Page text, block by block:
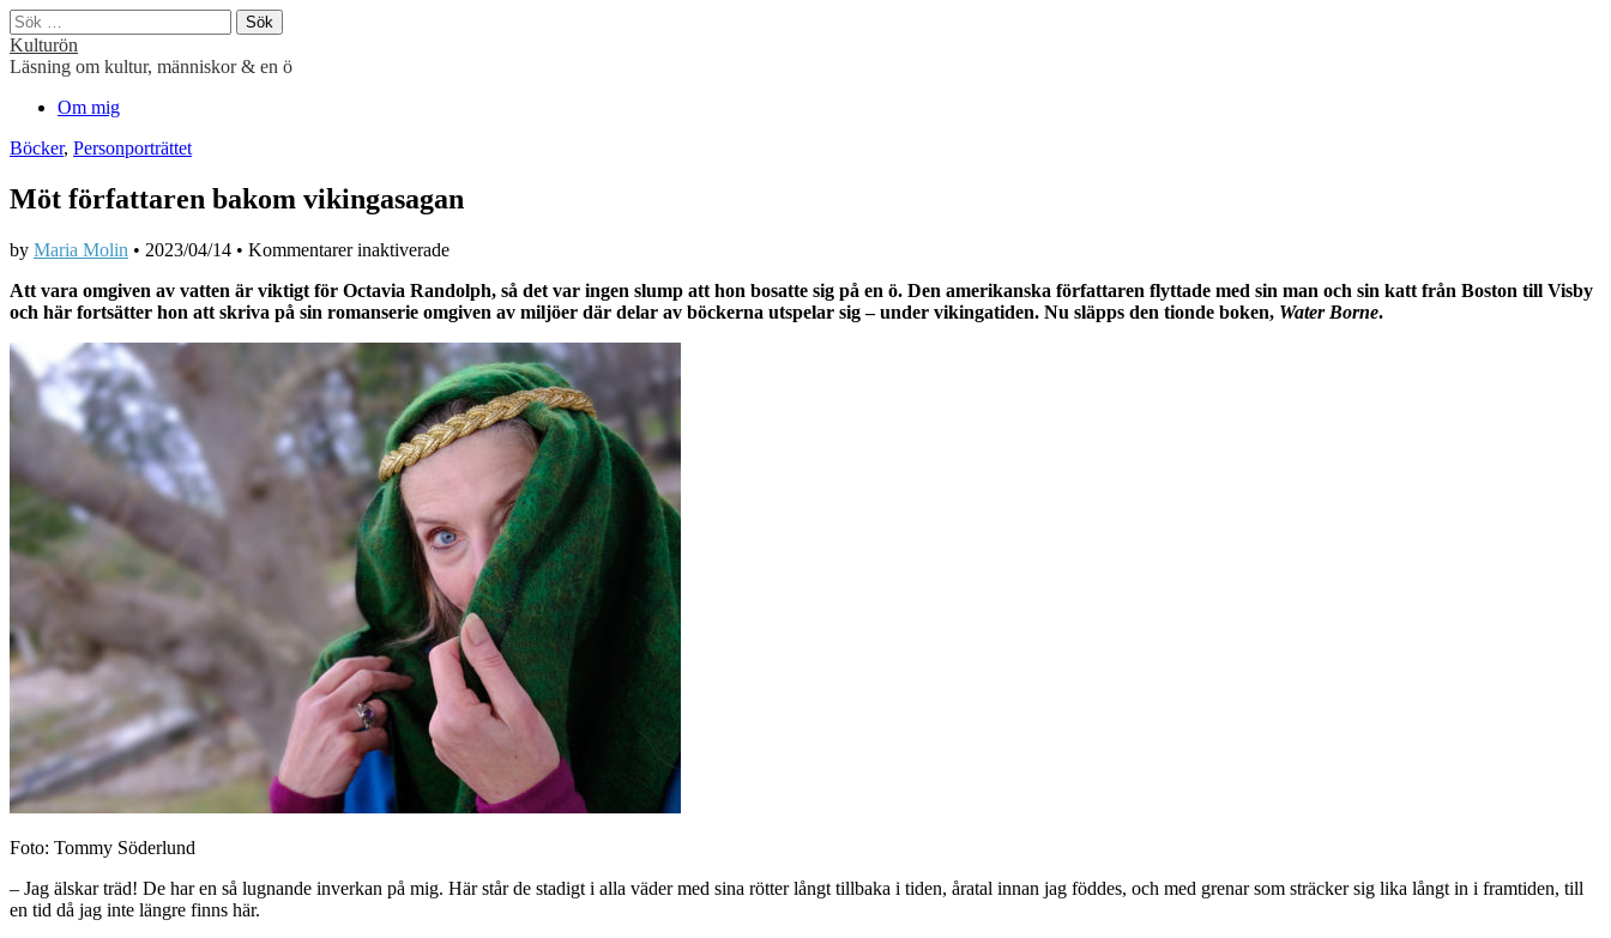
Sök
efter:
Kulturön
Läsning om kultur, människor & en ö
Main
Skip
content
Om mig
Böcker, Personporträttet
Möt författaren bakom vikingasagan
by Maria Molin • 2023/04/14 • Kommentarer inaktiveradeför
författaren
bakom
Att vara omgiven av vatten är viktigt för Octavia Randolph, så det var ingen slump att hon bosatte sig på en ö. Den amerikanska författaren flyttade med sin man och sin katt från Boston till Visby
och här fortsätter hon att skriva på sin romanserie omgiven av miljöer där delar av böckerna utspelar sig – under vikingatiden. Nu släpps den tionde boken, Water Borne.
Foto: Tommy Söderlund
– Jag älskar träd! De har en så lugnande inverkan på mig. Här står de stadigt i alla väder med sina rötter långt tillbaka i tiden, åratal innan jag föddes, och med grenar som sträcker sig lika långt in i framtiden, till
en tid då jag inte längre finns här.